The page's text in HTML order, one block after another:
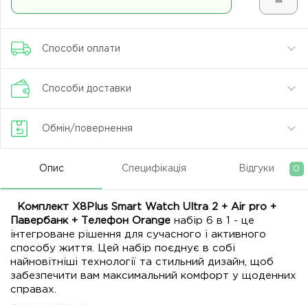
Способи оплати
Способи доставки
Обмін/повернення
Опис Специфікація Відгуки 0
Комплект X8Plus Smart Watch Ultra 2 + Air pro +
Павербанк + Телефон Orange набір 6 в 1 - це
інтегроване рішення для сучасного і активного
способу життя. Цей набір поєднує в собі
найновітніші технології та стильний дизайн, щоб
забезпечити вам максимальний комфорт у щоденних
справах.